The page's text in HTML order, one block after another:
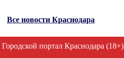
Все новости Краснодара
Городской портал Краснодара (18+)